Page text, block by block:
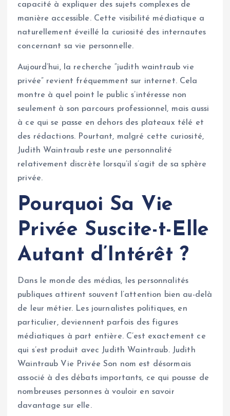
capacité à expliquer des sujets complexes de
manière accessible. Cette visibilité médiatique a
naturellement éveillé la curiosité des internautes
concernant sa vie personnelle.
Aujourd’hui, la recherche “judith waintraub vie
privée” revient fréquemment sur internet. Cela
montre à quel point le public s’intéresse non
seulement à son parcours professionnel, mais aussi
à ce qui se passe en dehors des plateaux télé et
des rédactions. Pourtant, malgré cette curiosité,
Judith Waintraub reste une personnalité
relativement discrète lorsqu’il s’agit de sa sphère
privée.
Pourquoi Sa Vie
Privée Suscite-t-Elle
Autant d’Intérêt ?
Dans le monde des médias, les personnalités
publiques attirent souvent l’attention bien au-delà
de leur métier. Les journalistes politiques, en
particulier, deviennent parfois des figures
médiatiques à part entière. C’est exactement ce
qui s’est produit avec Judith Waintraub. Judith
Waintraub Vie Privée Son nom est désormais
associé à des débats importants, ce qui pousse de
nombreuses personnes à vouloir en savoir
davantage sur elle.